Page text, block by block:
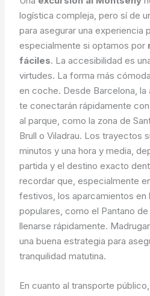
logística compleja, pero sí de
para asegurar una experiencia
especialmente si optamos por
fáciles. La accesibilidad es
virtudes. La forma más
en coche. Desde Barcelona, la
te conectarán rápidamente
al parque, como la zona de
Brull o Viladrau. Los trayectos
minutos y una hora y media,
partida y el destino exacto
recordar que, especialmente
festivos, los aparcamientos en
populares, como el Pantano de
llenarse rápidamente.
una buena estrategia para
tranquilidad matutina.
En cuanto al transporte